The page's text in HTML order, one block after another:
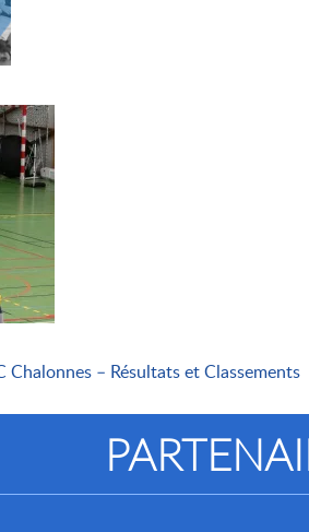
– Résultats et Classements